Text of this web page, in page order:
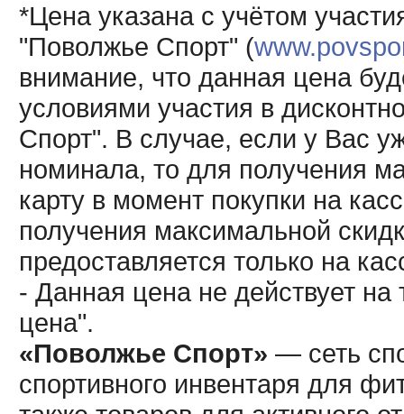
*Цена указана с учётом
"Поволжье Спорт" (
внимание, что данная цена
условиями участия в
Спорт". В случае, если у Вас
номинала, то для получения
карту в момент покупки на
получения максимальной
предоставляется только на
- Данная цена не действует
цена".
«Поволжье Спорт» — сеть
спортивного инвентаря для